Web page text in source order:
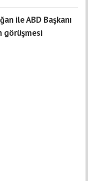
ile ABD Başkanı
görüşmesi